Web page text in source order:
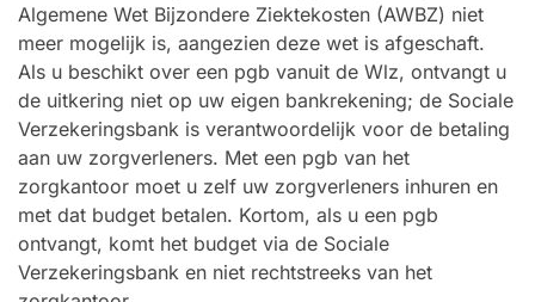
Algemene Wet Bijzondere Ziektekosten (AWBZ) niet
meer mogelijk is, aangezien deze wet is afgeschaft.
Als u beschikt over een pgb vanuit de Wlz, ontvangt u
de uitkering niet op uw eigen bankrekening; de Sociale
Verzekeringsbank is verantwoordelijk voor de betaling
aan uw zorgverleners. Met een pgb van het
zorgkantoor moet u zelf uw zorgverleners inhuren en
met dat budget betalen. Kortom, als u een pgb
ontvangt, komt het budget via de Sociale
Verzekeringsbank en niet rechtstreeks van het